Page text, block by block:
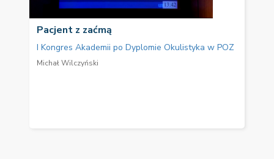
Pacjent z zaćmą
I Kongres Akademii po Dyplomie Okulistyka w POZ
Michał Wilczyński